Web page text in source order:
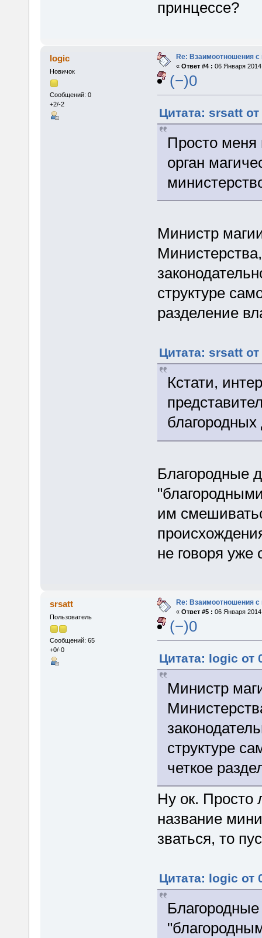
принцессе?
logic
Новичок
Сообщений: 0
+2/-2
Re: Взаимоотношения с
« Ответ #4 : 06 Января
(−)0
Цитата: srsatt
Просто меня
орган
Министр
структуре
разделение
Цитата: srsatt
Кстати,
Благородные
им
не говоря уже
srsatt
Пользователь
Сообщений: 65
+0/-0
Re: Взаимоотношения с
« Ответ #5 : 06 Января
(−)0
Цитата: logic от
Министр
структуре
четкое
Ну ок. Просто
название
зваться, то
Цитата: logic от